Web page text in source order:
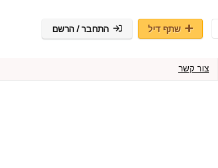
שתף דיל התחבר / הרשם
צור קשר